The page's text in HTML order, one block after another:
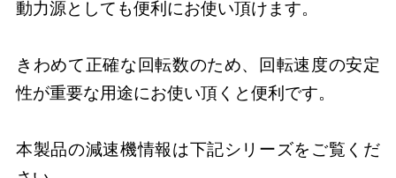
動力源としても便利にお使い頂けます。
きわめて正確な回転数のため、回転速度の安定
性が重要な用途にお使い頂くと便利です。
本製品の減速機情報は下記シリーズをご覧くだ